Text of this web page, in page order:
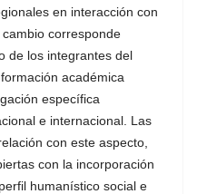
en interacción con
corresponde
de los integrantes del
académica
específica
e internacional. Las
con este aspecto,
con la incorporación
humanístico social e